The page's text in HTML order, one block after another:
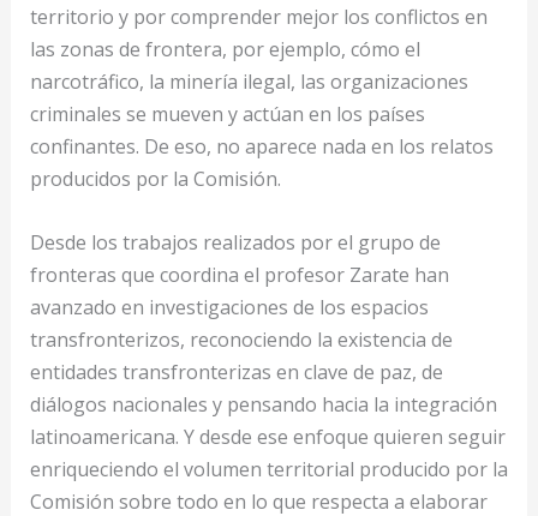
territorio y por comprender mejor los conflictos en
las zonas de frontera, por ejemplo, cómo el
narcotráfico, la minería ilegal, las organizaciones
criminales se mueven y actúan en los países
confinantes. De eso, no aparece nada en los relatos
producidos por la Comisión.
Desde los trabajos realizados por el grupo de
fronteras que coordina el profesor Zarate han
avanzado en investigaciones de los espacios
transfronterizos, reconociendo la existencia de
entidades transfronterizas en clave de paz, de
diálogos nacionales y pensando hacia la integración
latinoamericana. Y desde ese enfoque quieren seguir
enriqueciendo el volumen territorial producido por la
Comisión sobre todo en lo que respecta a elaborar